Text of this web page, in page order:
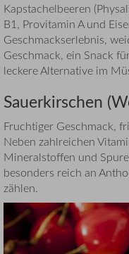
Kapstachelbeeren
B1, Provitamin A und
Geschmackserlebnis,
Geschmack, ein Snack
leckere Alternative im
Sauerkirschen
Fruchtiger Geschmack,
Neben zahlreichen
Mineralstoffen und
besonders reich an
zählen.